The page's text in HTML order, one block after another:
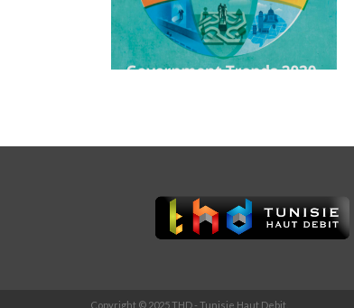
Copyright © 2025 THD - Tunisie Haut Debit.